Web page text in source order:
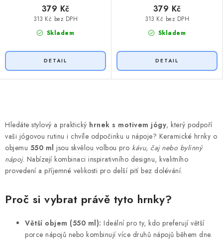
Skladem
313 Kč bez DPH
379 Kč
Skladem
313 Kč bez DPH
379 Kč
v
l
á
d
a
í
Hledáte stylový a praktický hrnek s motivem jógy, který podpoří
vaši jógovou rutinu i chvíle odpočinku u nápoje? Keramické hrnky o
objemu 550 ml jsou skvělou volbou pro kávu, čaj nebo bylinný
nápoj. Nabízejí kombinaci inspirativního designu, kvalitního
provedení a příjemné velikosti pro delší pití bez dolévání.
Proč si vybrat právě tyto hrnky?
Větší objem (550 ml): Ideální pro ty, kdo preferují větší
porce nápojů nebo kombinují více druhů nápojů během dne.